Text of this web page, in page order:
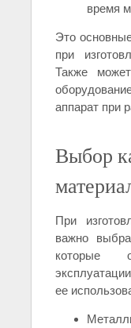
время
Это
при
Также
аппарат при
Выбор
При
важно
которые
ее